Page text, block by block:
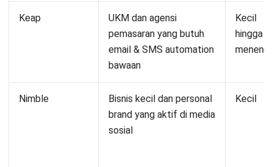
Keap
UKM dan agensi
pemasaran yang butuh
email & SMS automation
bawaan
Kecil
hingga
Nimble
Bisnis kecil dan personal
brand yang aktif di media
sosial
Kecil